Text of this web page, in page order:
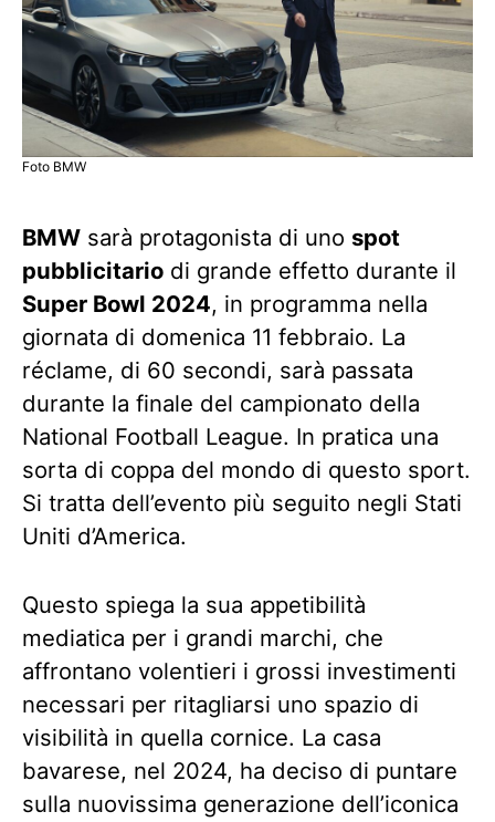
Foto BMW
BMW sarà protagonista di uno spot
pubblicitario di grande effetto durante il
Super Bowl 2024, in programma nella
giornata di domenica 11 febbraio. La
réclame, di 60 secondi, sarà passata
durante la finale del campionato della
National Football League. In pratica una
sorta di coppa del mondo di questo sport.
Si tratta dell’evento più seguito negli Stati
Uniti d’America.
Questo spiega la sua appetibilità
mediatica per i grandi marchi, che
affrontano volentieri i grossi investimenti
necessari per ritagliarsi uno spazio di
visibilità in quella cornice. La casa
bavarese, nel 2024, ha deciso di puntare
sulla nuovissima generazione dell’iconica